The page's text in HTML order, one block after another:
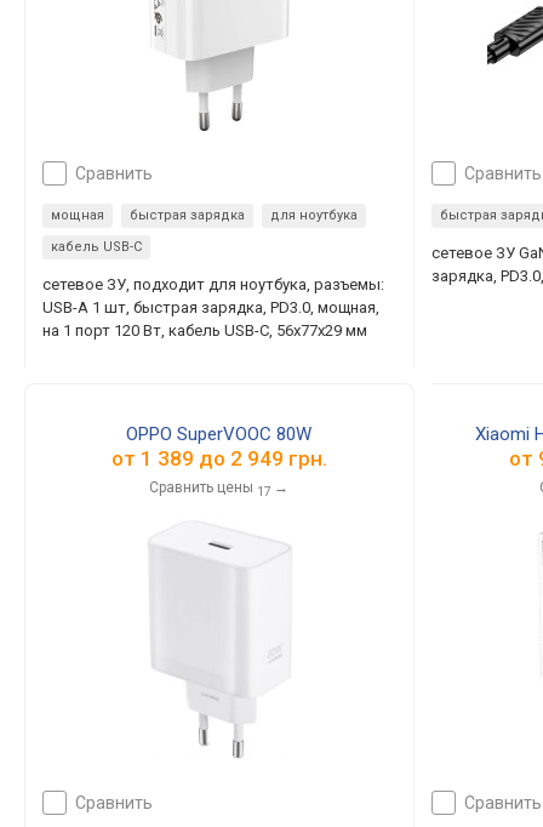
сравнить
мощная быстрая зарядка
для ноутбука
кабель USB-C
сетевое ЗУ, подходит для ноутбука, разъемы:
USB-A 1 шт, быстрая зарядка, PD3.0, мощная,
на 1 порт 120 Вт, кабель USB-C, 56x77x29 мм
сравнить
быстрая
сетевое ЗУ
зарядка,
OPPO SuperVOOC 80W
от 1 389 до 2 949 грн.
Сравнить цены 17 →
сравнить
Xiaomi
от
сравнить